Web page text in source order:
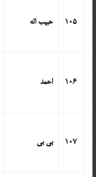
105 حبیب اله
106 احمد
107 بی بی